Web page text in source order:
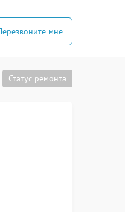
мне
Статус ремонта